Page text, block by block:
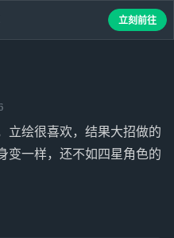
立绘很喜欢，结果大招做的
变一样，还不如四星角色的
立刻前往